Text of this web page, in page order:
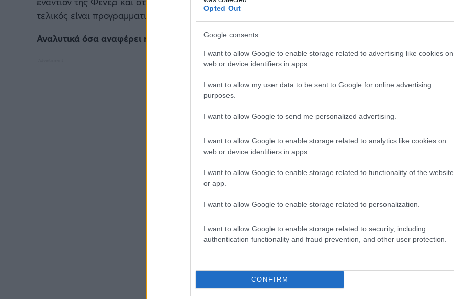
Opted Out
Google consents
I want to allow Google to enable storage related to advertising like cookies on
web or device identifiers in apps.
I want to allow my user data to be sent to Google for online advertising
purposes.
I want to allow Google to send me personalized advertising.
I want to allow Google to enable storage related to analytics like cookies on
web or device identifiers in apps.
I want to allow Google to enable storage related to functionality of the website
or app.
I want to allow Google to enable storage related to personalization.
I want to allow Google to enable storage related to security, including
authentication functionality and fraud prevention, and other user protection.
CONFIRM
τελικός είναι προγραμματισένος για την Κυριακή 24 Μαΐου.
Αναλυτικά όσα αναφέρει η Euroleague.